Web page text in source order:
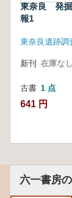
東奈良 発
報1
東奈良遺跡調
新刊 在庫なし
古書 1 点
641 円
六一書房